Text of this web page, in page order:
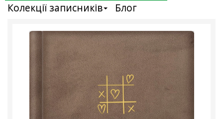
Колекції записників
Блог